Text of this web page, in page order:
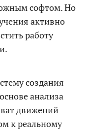
софтом. Но
активно
работу
создания
анализа
движений
к реальному